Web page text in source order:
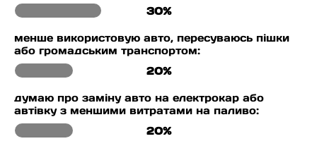
30%
менше використовую авто, пересуваюсь пішки
або громадським транспортом:
20%
думаю про заміну авто на електрокар або
автівку з меншими витратами на паливо:
20%